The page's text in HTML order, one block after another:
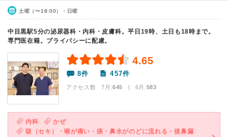
土曜（〜18:00）・日曜
中目黒駅5分の泌尿器科・内科・皮膚科。平日19時、土日も18時まで。
専門医在籍。プライバシーに配慮。
4.65
8件 457件
アクセス数 7月:645 | 6月:583
内科
かぜ
咳（セキ）・喉が痛い・痰・鼻水がのどに流れる・後鼻漏